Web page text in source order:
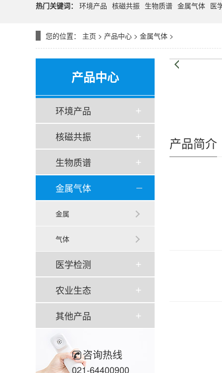
热门关键词： 环境产品 核磁共振 生物质谱 金属气体 医
您的位置： 主页 > 产品中心 > 金属气体 >
产品中心
环境产品
核磁共振
生物质谱
金属气体
金属
气体
医学检测
农业生态
其他产品
咨询热线
021-64400900
产品简介